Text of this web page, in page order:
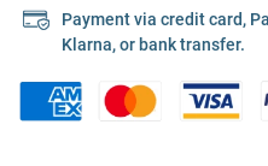
Payment via credit card,
Klarna, or bank transfer.